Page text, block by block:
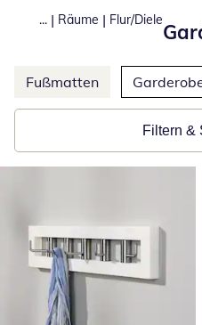
... | Räume | Flur/Diele
Weitere Kategorien
Fußmatten
Filtern &